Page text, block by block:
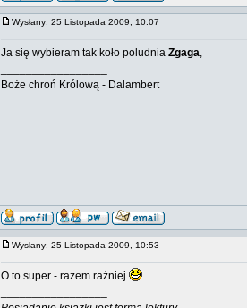
Wysłany: 25 Listopada 2009, 10:07
Ja się wybieram tak koło poludnia Zgaga,
Boże chroń Królową - Dalambert
Wysłany: 25 Listopada 2009, 10:53
O to super - razem raźniej